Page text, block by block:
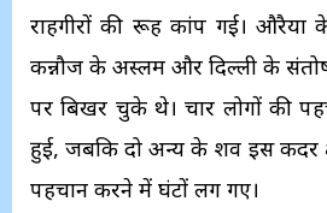
राहगीरों की रूह कांप गई।
कन्नौज के अस्लम और दिल्ली के
पर बिखर चुके थे। चार लोगों की
हुई, जबकि दो अन्य के शव इस कदर
पहचान करने में घंटों लग गए।